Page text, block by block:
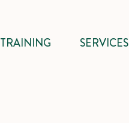
TRAINING SERVICES